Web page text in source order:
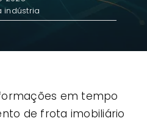
indústria
em tempo
de frota imobiliário